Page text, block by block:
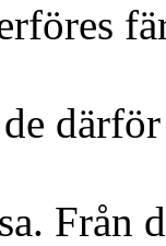
Från